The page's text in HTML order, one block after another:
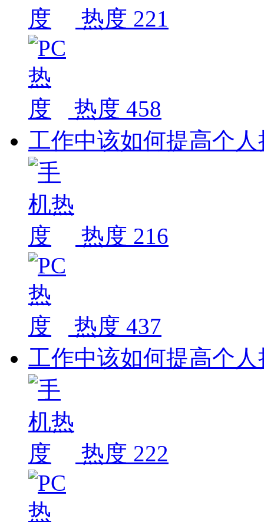
热度 221
热度 458
工作中该如何提高个
热度 216
热度 437
工作中该如何提高个
热度 222